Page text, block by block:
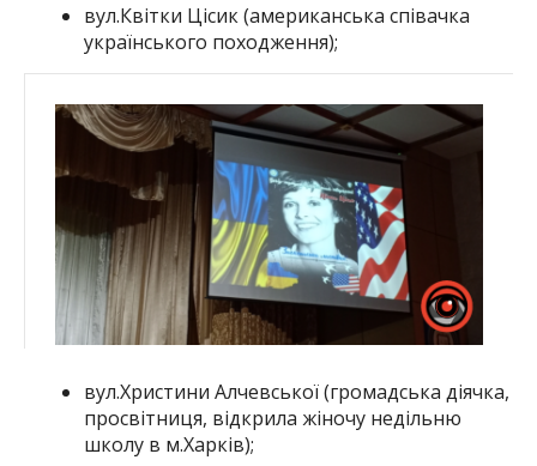
вул.Квітки Цісик (американська співачка
українського походження);
вул.Христини Алчевської (громадська діячка,
просвітниця, відкрила жіночу недільню
школу в м.Харків);